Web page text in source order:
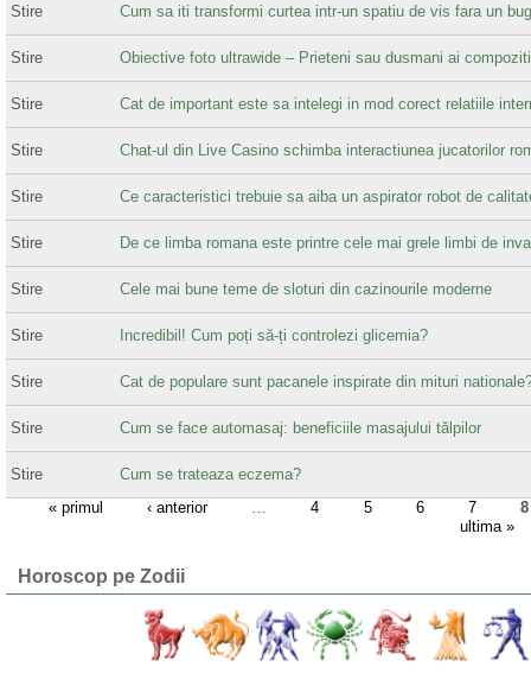
Stire Cum sa iti transformi curtea intr-un spatiu de vis fara un
Stire Obiective foto ultrawide – Prieteni sau dusmani ai
Stire Cat de important este sa intelegi in mod corect relatiile
Stire Chat-ul din Live Casino schimba interactiunea jucatorilor
Stire Ce caracteristici trebuie sa aiba un aspirator robot de
Stire De ce limba romana este printre cele mai grele limbi de
Stire Cele mai bune teme de sloturi din cazinourile moderne
Stire Incredibil! Cum poți să-ți controlezi glicemia?
Stire Cat de populare sunt pacanele inspirate din mituri
Stire Cum se face automasaj: beneficiile masajului tălpilor
Stire
Cum se trateaza eczema?
« primul
‹ anterior … 4 5 6 7
8
ultima »
Horoscop pe Zodii